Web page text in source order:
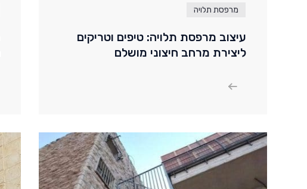
מרפסת תלויה
עיצוב מרפסת תלויה: טיפים וטריקים
ליצירת מרחב חיצוני מושלם